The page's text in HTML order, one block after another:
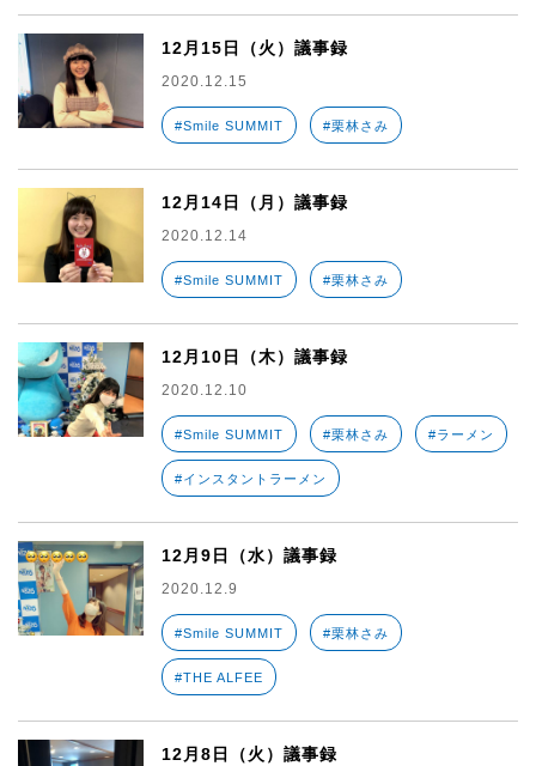
12月15日（火）議事録
2020.12.15
#Smile SUMMIT #栗林さみ
12月14日（月）議事録
2020.12.14
#Smile SUMMIT #栗林さみ
12月10日（木）議事録
2020.12.10
#Smile SUMMIT #栗林さみ #ラーメン
#インスタントラーメン
12月9日（水）議事録
2020.12.9
#Smile SUMMIT #栗林さみ
#THE ALFEE
12月8日（火）議事録